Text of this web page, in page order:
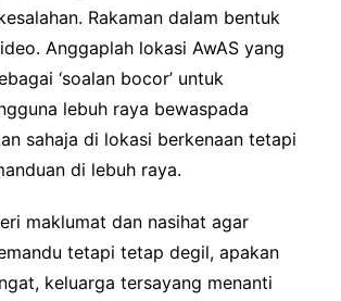
Rakaman dalam bentuk
Anggaplah lokasi AwAS yang
‘soalan bocor’ untuk
lebuh raya bewaspada
sahaja di lokasi berkenaan tetapi
di lebuh raya.
maklumat dan nasihat agar
tetapi tetap degil, apakan
keluarga tersayang menanti